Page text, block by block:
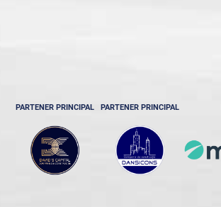
PARTENER PRINCIPAL PARTENER PRINCIPAL